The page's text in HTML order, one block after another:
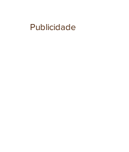
Publicidade